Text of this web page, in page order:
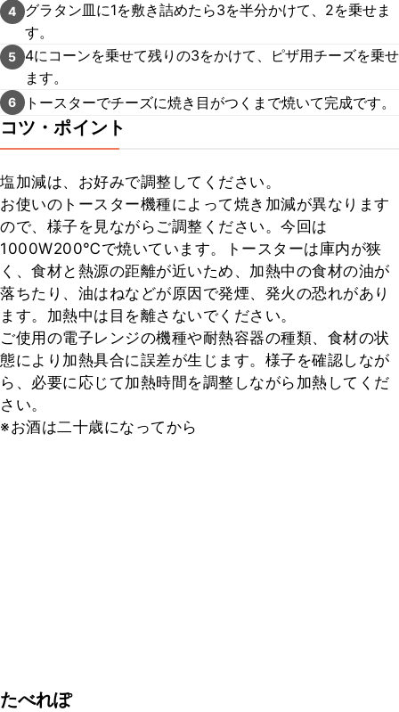
4
グラタン皿に1を敷き詰めたら3を半分かけて、2を乗せま
す。
5
4にコーンを乗せて残りの3をかけて、ピザ用チーズを乗せ
ます。
6 トースターでチーズに焼き目がつくまで焼いて完成です。
コツ・ポイント
塩加減は、お好みで調整してください。
お使いのトースター機種によって焼き加減が異なります
ので、様子を見ながらご調整ください。今回は
1000W200℃で焼いています。トースターは庫内が狭
く、食材と熱源の距離が近いため、加熱中の食材の油が
落ちたり、油はねなどが原因で発煙、発火の恐れがあり
ます。加熱中は目を離さないでください。
ご使用の電子レンジの機種や耐熱容器の種類、食材の状
態により加熱具合に誤差が生じます。様子を確認しなが
ら、必要に応じて加熱時間を調整しながら加熱してくだ
さい。
※お酒は二十歳になってから
たべれぽ